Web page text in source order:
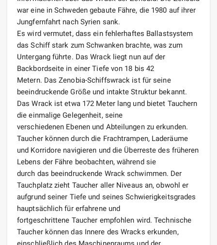
war eine in Schweden gebaute Fähre, die 1980 auf ihrer
Jungfernfahrt nach Syrien sank.
Es wird vermutet, dass ein fehlerhaftes Ballastsystem
das Schiff stark zum Schwanken brachte, was zum
Untergang führte. Das Wrack liegt nun auf der
Backbordseite in einer Tiefe von 18 bis 42
Metern. Das Zenobia-Schiffswrack ist für seine
beeindruckende Größe und intakte Struktur bekannt.
Das Wrack ist etwa 172 Meter lang und bietet Tauchern
die einmalige Gelegenheit, seine
verschiedenen Ebenen und Abteilungen zu erkunden.
Taucher können durch die Frachtrampen, Laderäume
und Korridore navigieren und die Überreste des früheren
Lebens der Fähre beobachten, während sie
durch das beeindruckende Wrack schwimmen. Der
Tauchplatz zieht Taucher aller Niveaus an, obwohl er
aufgrund seiner Tiefe und seines Schwierigkeitsgrades
hauptsächlich für erfahrene und
fortgeschrittene Taucher empfohlen wird. Technische
Taucher können das Innere des Wracks erkunden,